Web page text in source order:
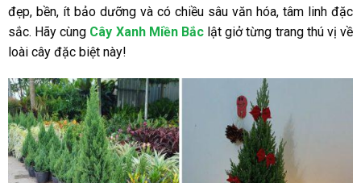
đẹp, bền, ít bảo dưỡng và có chiều sâu văn hóa, tâm linh đặc
sắc. Hãy cùng Cây Xanh Miền Bắclật giở từng trang thú vị về
loài cây đặc biệt này!